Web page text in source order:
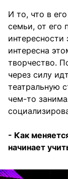
И то, что в
семьи, от его
интересна
творчество.
через силу
театральную
чем-то
- Как
начинает